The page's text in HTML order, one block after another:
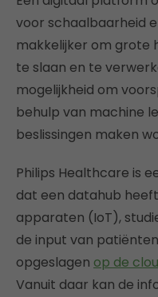
voor schaalbaarheid
makkelijker om grote
te slaan en te
mogelijkheid om
behulp van machine
beslissingen maken
Philips Healthcare is
dat een datahub
apparaten (IoT),
de input van
opgeslagen op de
Vanuit daar kan de